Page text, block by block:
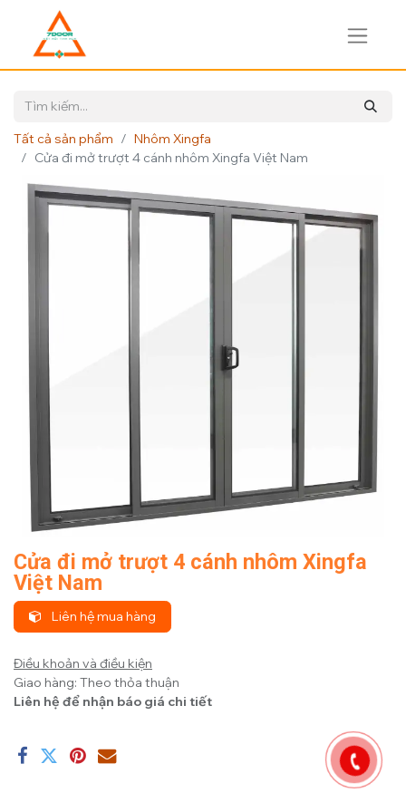
Tất cả sản phẩm
Nhôm Xingfa
Cửa đi mở trượt 4 cánh nhôm Xingfa Việt Nam
Cửa đi mở trượt 4 cánh nhôm Xingfa
Việt Nam
Liên hệ mua hàng
Điều khoản và điều kiện
Giao hàng: Theo thỏa thuận
Liên hệ để nhận báo giá chi tiết